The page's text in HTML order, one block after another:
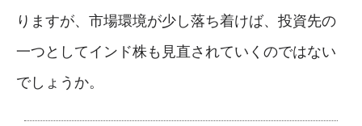
りますが、市場環境が少し落ち着けば、投資先の
一つとしてインド株も見直されていくのではない
でしょうか。